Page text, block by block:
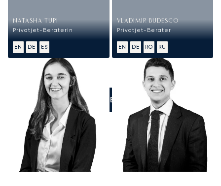
NATASHA TUPI
Privatjet-Beraterin
EN DE ES
VLADIMIR BUDESCO
Privatjet-Berater
EN DE RO RU
RUFEN SIE UNS AN